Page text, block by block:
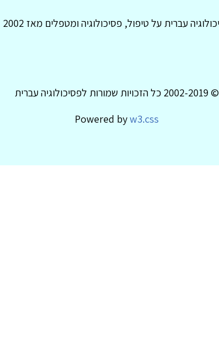
עברית על טיפול, פסיכולוגיה ומטפלים מאז 2002
© 2002-2019 כל הזכויות שמורות לפסיכולוגיה עברית
Powered byw3.css